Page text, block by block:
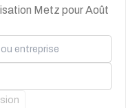
Metz pour Août